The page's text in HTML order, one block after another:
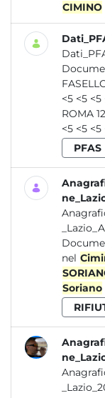
CIMINO
ROMA
<5 <5 <5
PFAS
nel
Soriano